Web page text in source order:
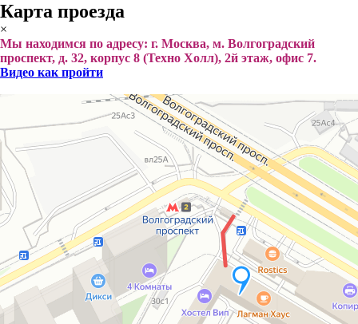
Карта проезда
×
Мы находимся по адресу: г. Москва, м. Волгоградский
проспект, д. 32, корпус 8 (Техно Холл), 2й этаж, офис 7.
Видео как пройти